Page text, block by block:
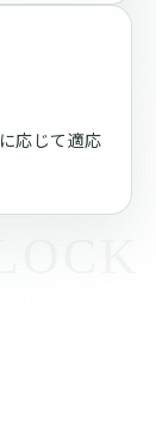
応じて適応